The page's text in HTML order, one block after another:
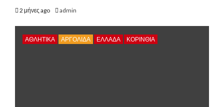
2 μήνες ago admin
ΑΘΛΗΤΙΚΑ ΑΡΓΟΛΙΔΑ ΕΛΛΑΔΑ ΚΟΡΙΝΘΊΑ